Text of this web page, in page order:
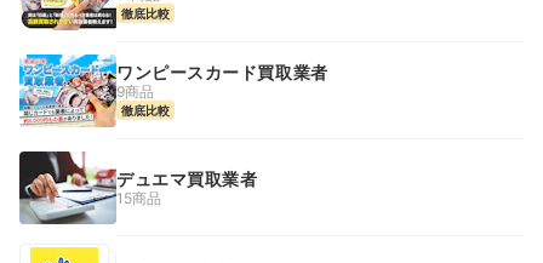
徹底比較
ワンピースカード買取業者
9商品
徹底比較
デュエマ買取業者
15商品